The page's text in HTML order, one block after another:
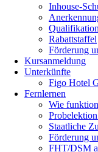
Inhouse-
Rabattstaffel
Förderung
Kursanmeldung
Unterkünfte
Figo Hotel
Fernlernen
Wie
Staatliche
Förderung
FHT/DSM